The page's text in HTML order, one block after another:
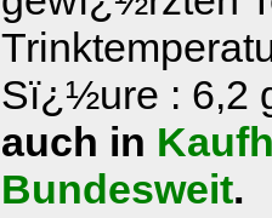
Sï¿½ure : 6,2
auch in
Bundesweit.